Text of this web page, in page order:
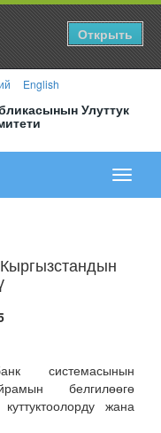
Открыть
English
Улуттук
меню
системасынын
белгилөөгө
жана